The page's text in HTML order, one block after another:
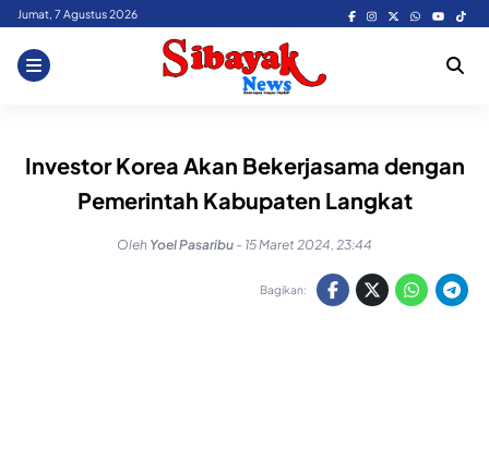
Skip
content
Jumat, 7 Agustus 2026
Investor Korea Akan Bekerjasama dengan
Pemerintah Kabupaten Langkat
Oleh Yoel Pasaribu - 15 Maret 2024, 23:44
Bagikan: